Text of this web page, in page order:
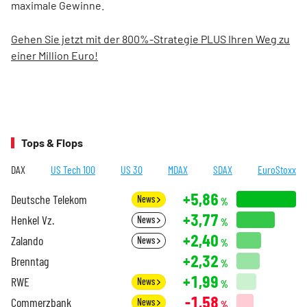
maximale Gewinne.
Gehen Sie jetzt mit der 800%-Strategie PLUS Ihren Weg zu
einer Million Euro!
Tops & Flops
DAX US Tech 100 US 30 MDAX SDAX EuroStoxx
Deutsche Telekom News +5,86 %
Henkel Vz. News +3,77 %
Zalando News +2,40 %
Brenntag +2,32 %
RWE News +1,99 %
Commerzbank News -1,58 %